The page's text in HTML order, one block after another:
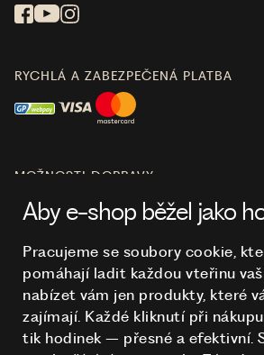
O NÁKUPU
HODINKY
RYCHLÁ A ZABEZPEČENÁ PLATBA
MOŽNOSTI DOPRAVY
Aby e-shop běžel jako
Pracujeme se soubory cookie,
pomáhají ladit každou vteřinu
nabízet vám jen produkty, které
zajímají. Každé kliknutí při
tik hodinek – přesné a efektivní.